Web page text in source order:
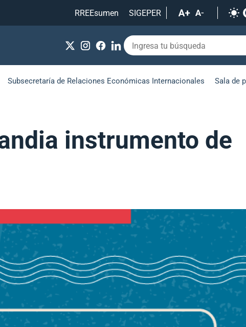
RREEsumen
SIGEPER
Subsecretaría de Relaciones Económicas Internacionales Sala de
instrumento de